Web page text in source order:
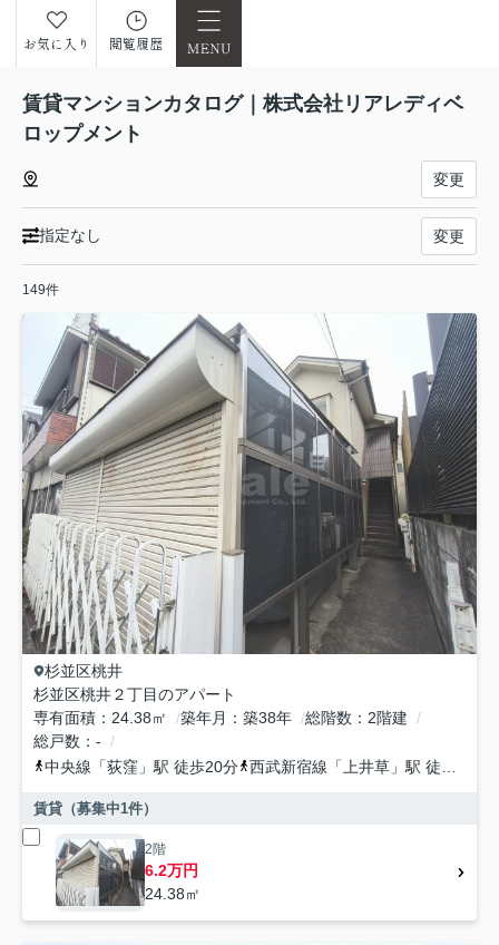
お気に入り 閲覧履歴
賃貸マンションカタログ｜株式会社リアレディベ
ロップメント
変更
指定なし 変更
149件
杉並区桃井
杉並区桃井２丁目のアパート
専有面積
24.38㎡ 築年月 築38年 総階数
2階建
総戸数
-
中央線 「荻窪 」駅 徒歩20分 西武新宿線 「 上井草 」駅 徒歩17分
賃貸（募集中1件）
2階
6.2万円
24.38㎡